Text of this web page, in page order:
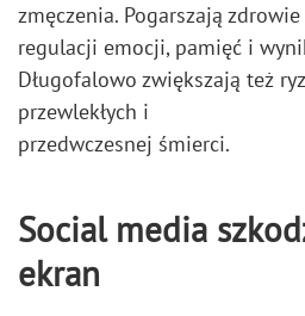
zmęczenia. Pogarszają
regulacji emocji, pamięć i
Długofalowo zwiększają też
przewlekłych i
przedwczesnej śmierci.
Social media
ekran